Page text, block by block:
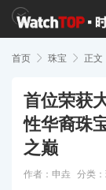
首页  珠宝  正文
首位荣获
性华裔珠
之巅
作者：申垚 分类：